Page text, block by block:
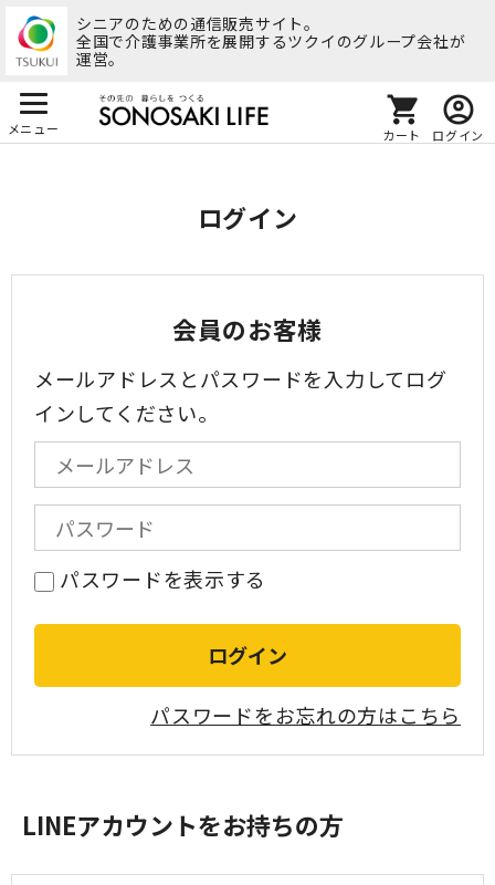
シニアのための通信販売サイト。
全国で介護事業所を展開するツクイのグループ会社が
運営。
メニュー カート ログイン
ログイン
会員のお客様
メールアドレスとパスワードを入力してログ
インしてください。
パスワードを表示する
パスワードをお忘れの方はこちら
LINEアカウントをお持ちの方